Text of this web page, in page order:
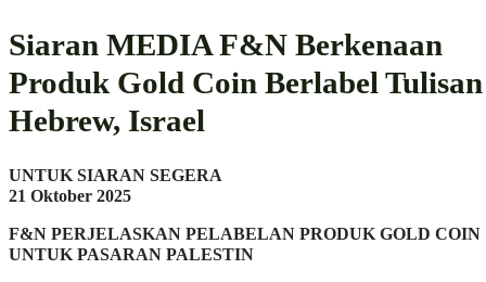
Siaran MEDIA F&N Berkenaan
Produk Gold Coin Berlabel Tulisan
Hebrew, Israel
UNTUK SIARAN SEGERA
21 Oktober 2025
F&N PERJELASKAN PELABELAN PRODUK GOLD COIN
UNTUK PASARAN PALESTIN